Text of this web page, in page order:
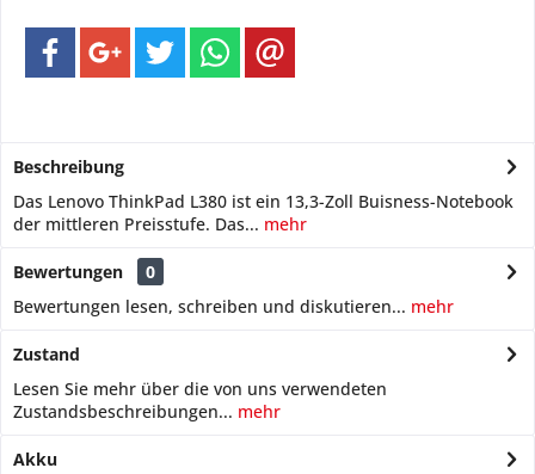
Beschreibung
Das Lenovo ThinkPad L380 ist ein 13,3-Zoll Buisness-Notebook
der mittleren Preisstufe. Das... mehr
Bewertungen
0
Bewertungen lesen, schreiben und diskutieren... mehr
Zustand
Lesen Sie mehr über die von uns verwendeten
Zustandsbeschreibungen... mehr
Akku